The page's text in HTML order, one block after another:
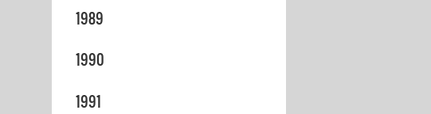
1989
1990
1991